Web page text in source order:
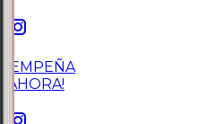
¡EMPEÑA
AHORA!